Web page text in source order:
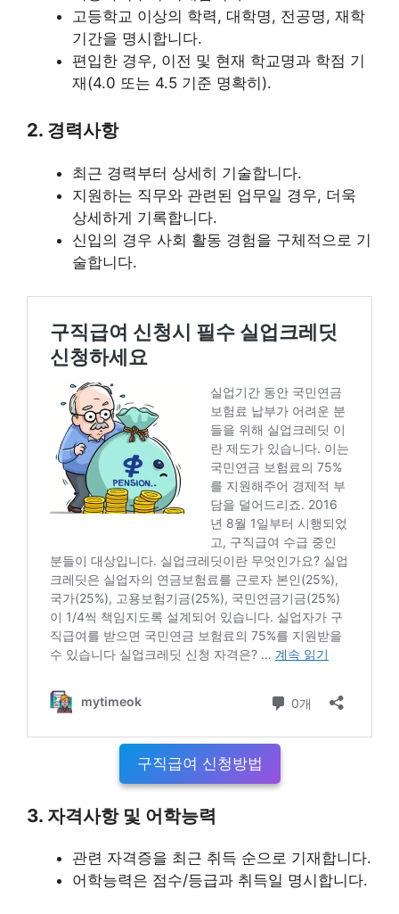
고등학교 이상의 학력, 대학명, 전공명, 재학
기간을 명시합니다.
편입한 경우, 이전 및 현재 학교명과 학점 기
재(4.0 또는 4.5 기준 명확히)​​.
2. 경력사항
최근 경력부터 상세히 기술합니다.
지원하는 직무와 관련된 업무일 경우, 더욱
상세하게 기록합니다.
신입의 경우 사회 활동 경험을 구체적으로 기
술합니다​​.
구직급여 신청방법
3. 자격사항 및 어학능력
관련 자격증을 최근 취득 순으로 기재합니다.
어학능력은 점수/등급과 취득일 명시합니다​​.